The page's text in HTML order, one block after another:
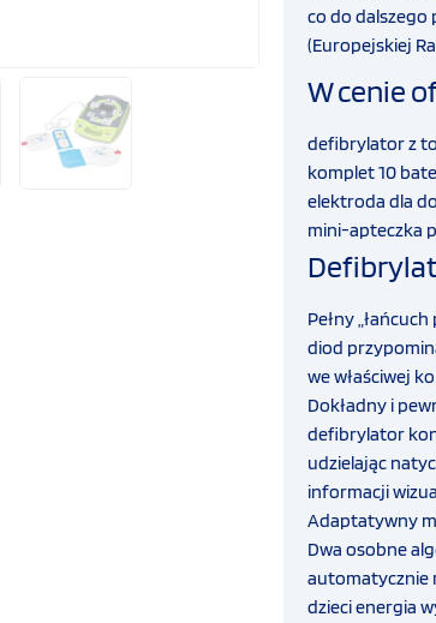
co do dalszego
(Europejskiej
W cenie
defibrylator z
komplet 10
elektroda dla
mini-apteczka
Pełny
diod
we właściwej
Dokładny i
defibrylator
udzielając
informacji
Adaptatywny
Dwa osobne
automatycznie
dzieci energia